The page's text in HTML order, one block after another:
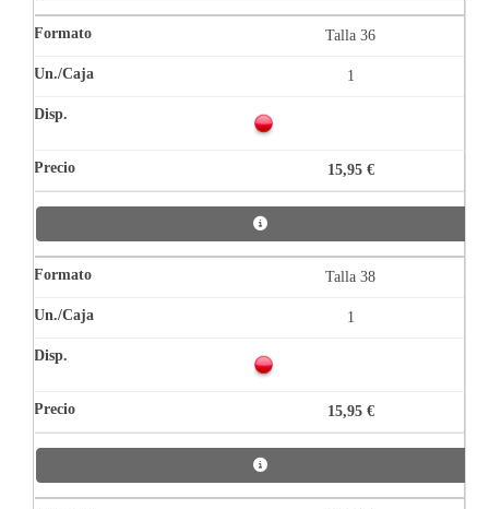
Talla 36
1
15,95 €
Talla 38
1
15,95 €